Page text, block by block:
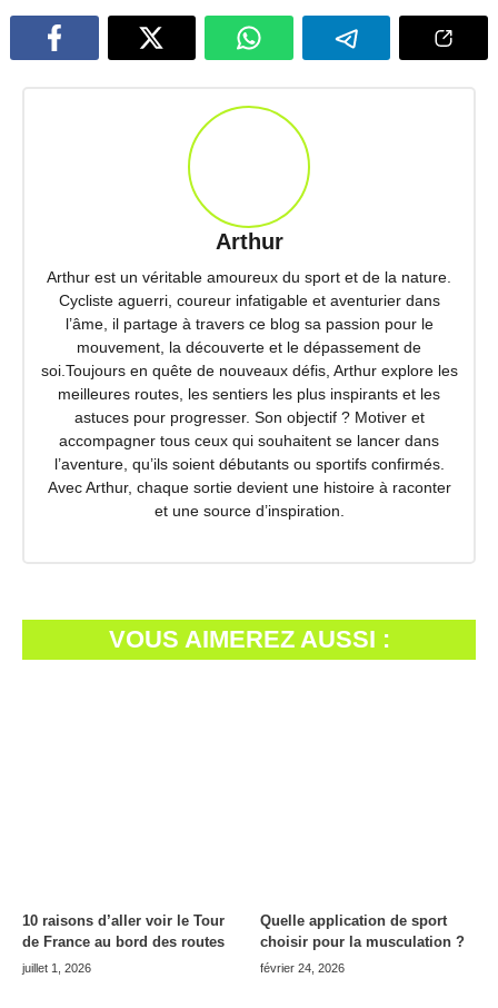
Arthur
Arthur est un véritable amoureux du sport et de la nature.
Cycliste aguerri, coureur infatigable et aventurier dans
l’âme, il partage à travers ce blog sa passion pour le
mouvement, la découverte et le dépassement de
soi.Toujours en quête de nouveaux défis, Arthur explore les
meilleures routes, les sentiers les plus inspirants et les
astuces pour progresser. Son objectif ? Motiver et
accompagner tous ceux qui souhaitent se lancer dans
l’aventure, qu’ils soient débutants ou sportifs confirmés.
Avec Arthur, chaque sortie devient une histoire à raconter
et une source d’inspiration.
VOUS AIMEREZ AUSSI :
10 raisons d’aller voir le Tour
de France au bord des routes
juillet 1, 2026
Quelle application de sport
choisir pour la musculation ?
février 24, 2026